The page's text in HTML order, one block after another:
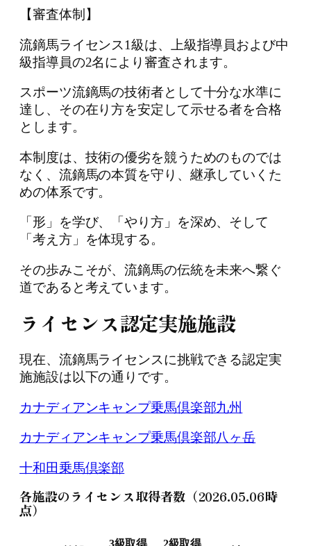
【審査体制】
流鏑馬ライセンス1級は、上級指導員および中
級指導員の2名により審査されます。
スポーツ流鏑馬の技術者として十分な水準に
達し、その在り方を安定して示せる者を合格
とします。
本制度は、技術の優劣を競うためのものでは
なく、流鏑馬の本質を守り、継承していくた
めの体系です。
「形」を学び、「やり方」を深め、そして
「考え方」を体現する。
その歩みこそが、流鏑馬の伝統を未来へ繋ぐ
道であると考えています。
ライセンス認定実施施設
現在、流鏑馬ライセンスに挑戦できる認定実
施施設は以下の通りです。
カナディアンキャンプ乗馬倶楽部九州
カナディアンキャンプ乗馬倶楽部八ヶ岳
十和田乗馬倶楽部
各施設のライセンス取得者数（2026.05.06時
点）